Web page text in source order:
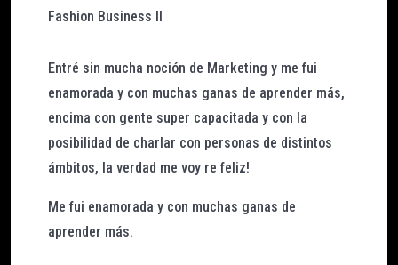
Fashion Business II
Entré sin mucha noción de Marketing y me fui
enamorada y con muchas ganas de aprender más,
encima con gente super capacitada y con la
posibilidad de charlar con personas de distintos
ámbitos, la verdad me voy re feliz!
Me fui enamorada y con muchas ganas de
aprender más.